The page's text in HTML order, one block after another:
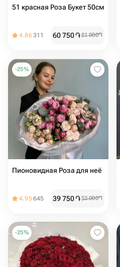
51 красная Роза Букет 50см
4.86311 60 750֏81 000֏
-25%
Пионовидная Роза для неё
4.95645 39 750֏53 000֏
-25%